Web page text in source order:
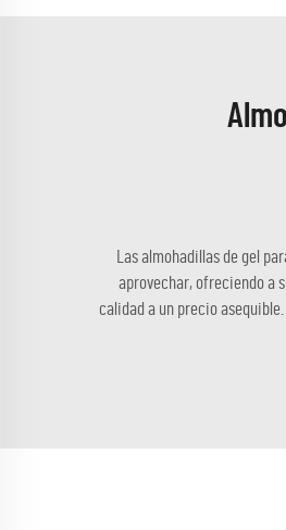
Las almohadillas de gel
aprovechar, ofreciendo a
calidad a un precio